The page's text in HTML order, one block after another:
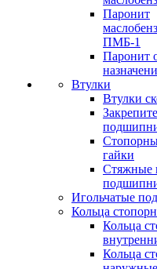
Паронит
ПМБ-1
Паронит
Втулки
Втулки
гайки
Стяжные
Игольчатые
Кольца
Кольца
Кольца